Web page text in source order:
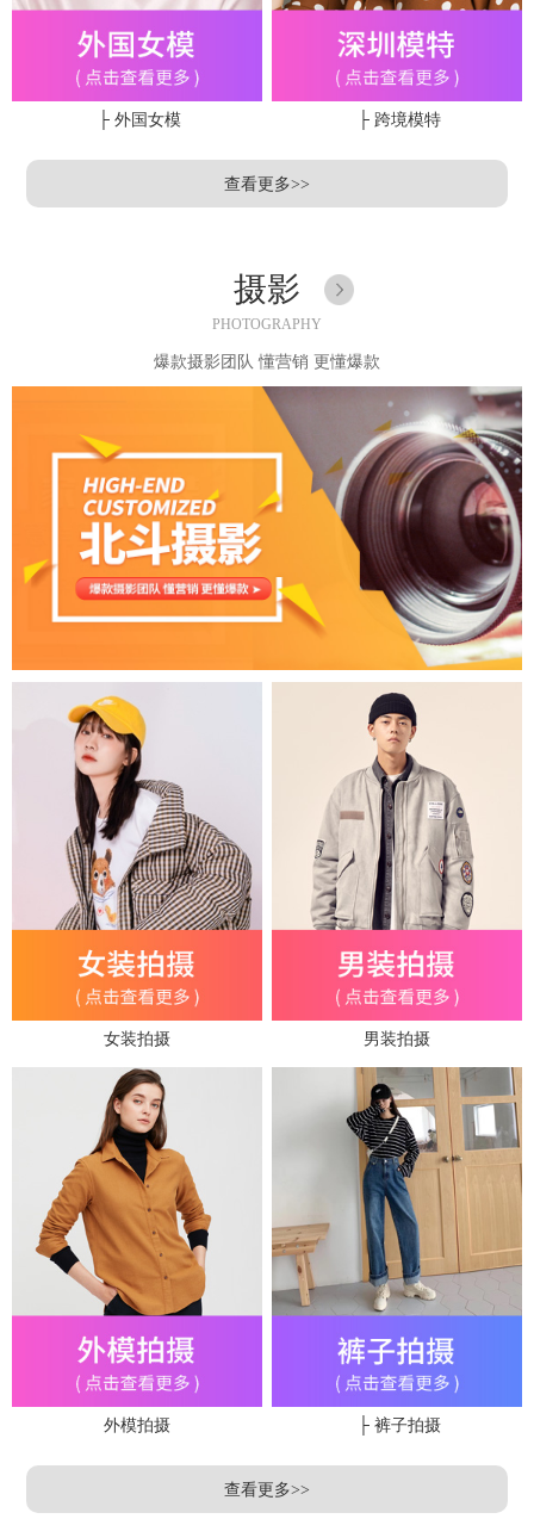
├ 外国女模 ├ 跨境模特
查看更多>>
摄影
PHOTOGRAPHY
爆款摄影团队 懂营销 更懂爆款
女装拍摄 男装拍摄
外模拍摄 ├ 裤子拍摄
查看更多>>